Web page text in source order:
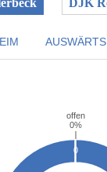
DJK
AUSWÄRTS